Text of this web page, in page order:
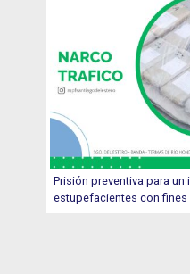
Prisión preventiva para
estupefacientes con